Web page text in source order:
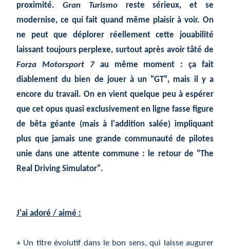
proximité. Gran Turismoreste sérieux, et se
modernise, ce qui fait quand même plaisir à voir. On
ne peut que déplorer réellement cette jouabilité
laissant toujours perplexe, surtout après avoir tâté de
Forza Motorsport 7au même moment : ça fait
diablement du bien de jouer à un "GT", mais il y a
encore du travail. On en vient quelque peu à espérer
que cet opus quasi exclusivement en ligne fasse figure
de bêta géante (mais à l'addition salée) impliquant
plus que jamais une grande communauté de pilotes
unie dans une attente commune : le retour de "The
Real Driving Simulator".
J'ai adoré / aimé :
+ Un titre évolutif dans le bon sens, qui laisse augurer